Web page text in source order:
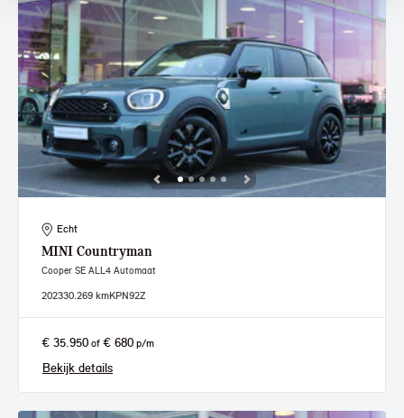
Echt
MINI Countryman
Cooper SE ALL4 Automaat
202330.269 kmKPN92Z
€ 35.950 of € 680 p/m
Bekijk details